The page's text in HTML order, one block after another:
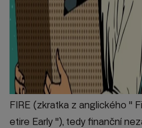
FIRE (zkratka z anglického "
etire Early "), tedy finanční